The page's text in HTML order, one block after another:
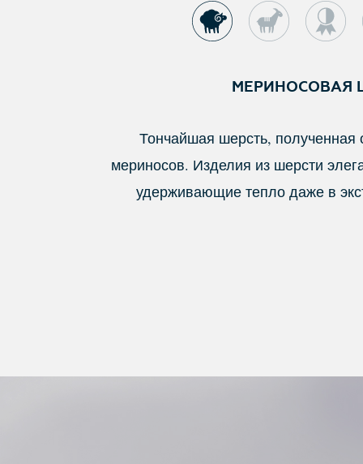
МЕРИНОСОВАЯ
Тончайшая шерсть, полученная
мериносов. Изделия из шерсти
удерживающие тепло даже в